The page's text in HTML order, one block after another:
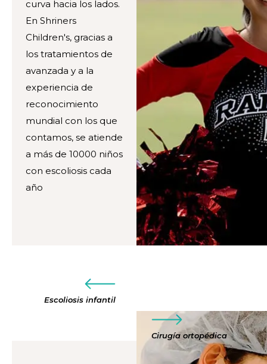
curva hacia los lados.
En Shriners
Children's, gracias a
los tratamientos de
avanzada y a la
experiencia de
reconocimiento
mundial con los que
contamos, se atiende
a más de 10000 niños
con escoliosis cada
año
Escoliosis infantil
Cirugía ortopédica